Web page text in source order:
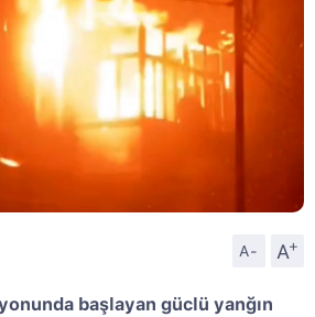
A- A
+
başlayan güclü yanğın